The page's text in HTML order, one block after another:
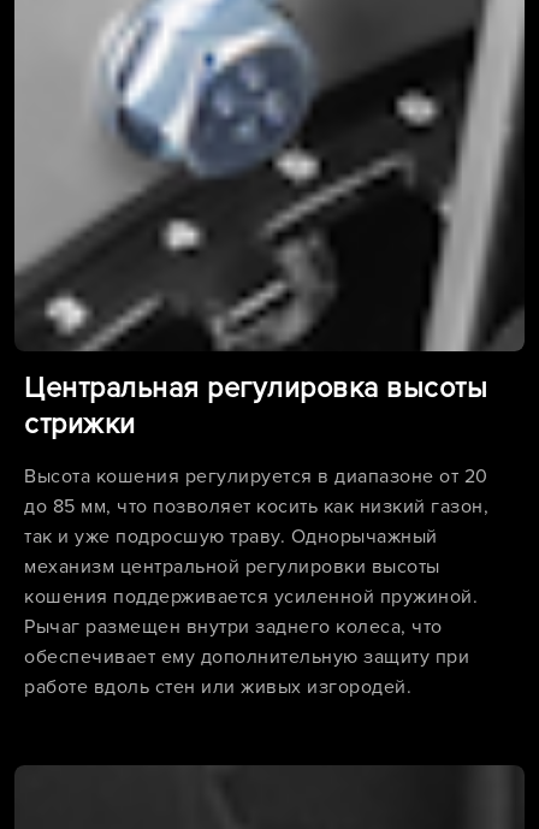
Центральная регулировка высоты
стрижки
Высота кошения регулируется в диапазоне от 20
до 85 мм, что позволяет косить как низкий газон,
так и уже подросшую траву. Однорычажный
механизм центральной регулировки высоты
кошения поддерживается усиленной пружиной.
Рычаг размещен внутри заднего колеса, что
обеспечивает ему дополнительную защиту при
работе вдоль стен или живых изгородей.